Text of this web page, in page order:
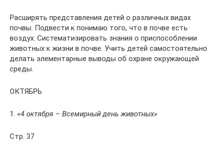
Расширять представления детей о различных видах
почвы. Подвести к понимаю того, что в почве есть
воздух. Систематизировать знания о приспособлении
животных к жизни в почве. Учить детей самостоятельно
делать элементарные выводы об охране окружающей
среды.
ОКТЯБРЬ
1. «4 октября – Всемирный день животных»
Стр. 37